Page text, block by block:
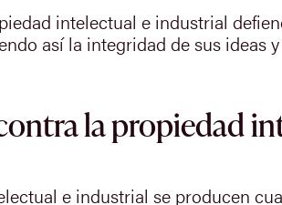
intelectual e industrial
así la integridad de sus ideas
la propiedad
e industrial se producen